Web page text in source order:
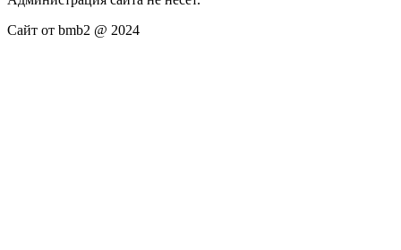
Сайт от bmb2 @ 2024